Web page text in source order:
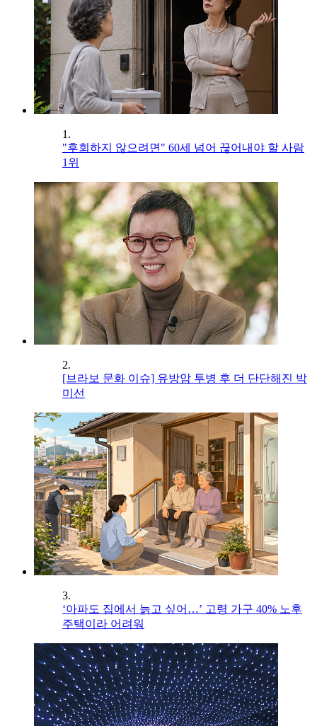
1.
"후회하지 않으려면" 60세 넘어 끊어내야 할 사람
1위
2.
[브라보 문화 이슈] 유방암 투병 후 더 단단해진 박
미선
3.
‘아파도 집에서 늙고 싶어…’ 고령 가구 40% 노후
주택이라 어려워